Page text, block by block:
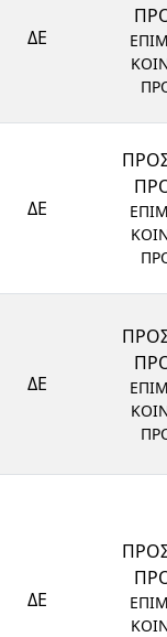
ΔΕ
ΔΕ
ΔΕ
ΔΕ